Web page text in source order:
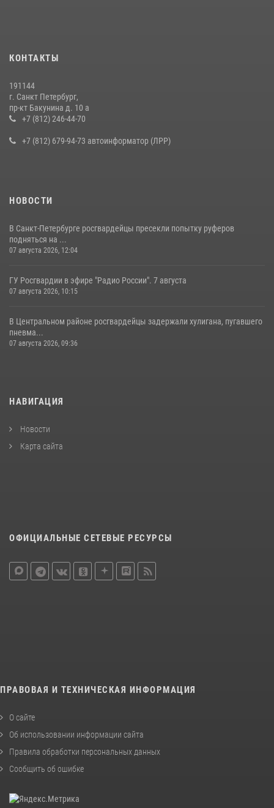
на III Международном петербургском цифровом форуме
В Ленобласти сотрудники Росгвардии провели встречу с
воспитанниками детского клуба «Умные каникулы»
КОНТАКТЫ
191144
г. Санкт Петербург,
пр-кт Бакунина д. 10 а
+7 (812) 246-44-70
+7 (812) 679-94-73 автоинформатор (ЛРР)
НОВОСТИ
В Санкт-Петербурге росгвардейцы пресекли попытку руферов
подняться на ...
07 августа 2026, 12:04
ГУ Росгвардии в эфире "Радио России". 7 августа
07 августа 2026, 10:15
В Центральном районе росгвардейцы задержали хулигана, пугавшего
пневма...
07 августа 2026, 09:36
НАВИГАЦИЯ
Новости
Карта сайта
ОФИЦИАЛЬНЫЕ СЕТЕВЫЕ РЕСУРСЫ
ПРАВОВАЯ И ТЕХНИЧЕСКАЯ ИНФОРМАЦИЯ
О сайте
Об использовании информации сайта
Правила обработки персональных данных
Сообщить об ошибке